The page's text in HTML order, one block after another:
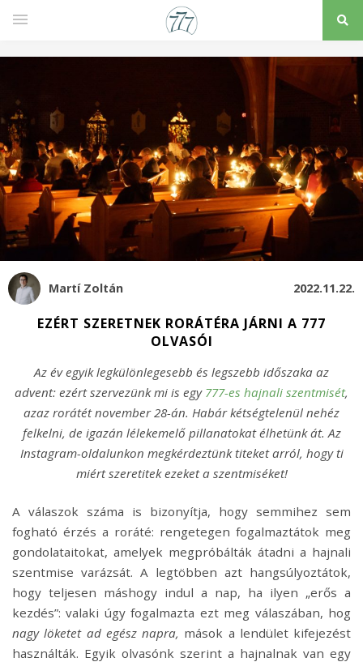
Martí Zoltán 2022.11.22.
EZÉRT SZERETNEK RORÁTÉRA JÁRNI A 777
OLVASÓI
Az év egyik legkülönlegesebb és legszebb időszaka az
advent: ezért szervezünk mi is egy 777-es hajnali szentmisét,
azaz rorátét november 28-án. Habár kétségtelenül nehéz
felkelni, de igazán lélekemelő pillanatokat élhetünk át. Az
Instagram-oldalunkon megkérdeztünk titeket arról, hogy ti
miért szeretitek ezeket a szentmiséket!
A válaszok száma is bizonyítja, hogy semmihez sem
fogható érzés a roráté: rengetegen fogalmaztátok meg
gondolataitokat, amelyek megpróbálták átadni a hajnali
szentmise varázsát. A legtöbben azt hangsúlyoztátok,
hogy teljesen máshogy indul a nap, ha ilyen „erős a
kezdés”: valaki úgy fogalmazta ezt meg válaszában, hog
nagy löketet ad egész napra, mások a lendület kifejezést
használták. Egyik olvasónk szerint a hajnalnak van egy